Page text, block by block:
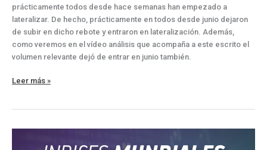
prácticamente todos desde hace semanas han empezado a
lateralizar. De hecho, prácticamente en todos desde junio dejaron
de subir en dicho rebote y entraron en lateralización. Además,
como veremos en el vídeo análisis que acompaña a este escrito el
volumen relevante dejó de entrar en junio también.
Vídeo
principales
Leer más »